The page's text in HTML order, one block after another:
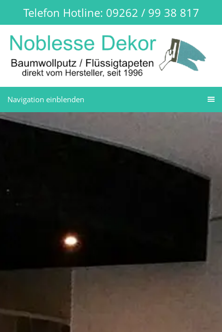
Telefon Hotline: 09262 / 99 38 817
Navigation einblenden